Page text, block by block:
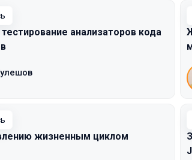
анализаторов кода
жизненным циклом